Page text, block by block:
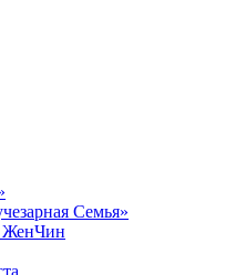
Семья»
ЖенЧин